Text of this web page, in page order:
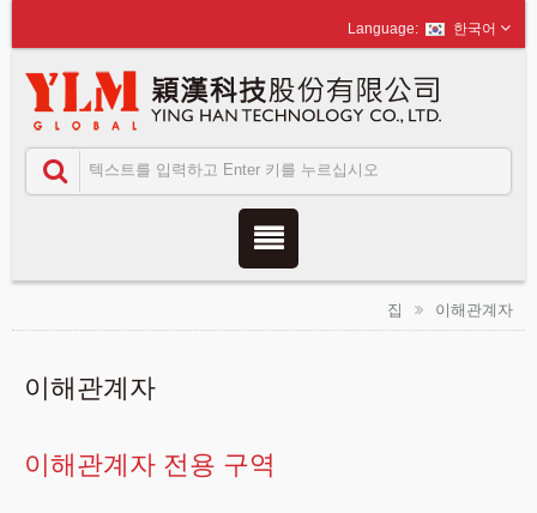
한국어
집 이해관계자
이해관계자
이해관계자 전용 구역